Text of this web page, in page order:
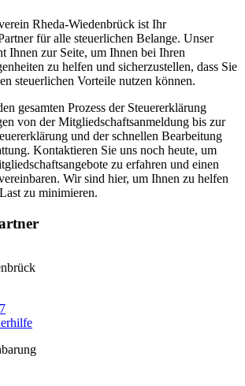
Rheda-Wiedenbrück ist Ihr
für alle steuerlichen Belange. Unser
Ihnen zur Seite, um Ihnen bei Ihren
zu helfen und sicherzustellen, dass Sie
steuerlichen Vorteile nutzen können.
gesamten Prozess der Steuererklärung
von der Mitgliedschaftsanmeldung bis zur
und der schnellen Bearbeitung
Kontaktieren Sie uns noch heute, um
zu erfahren und einen
Wir sind hier, um Ihnen zu helfen
zu minimieren.